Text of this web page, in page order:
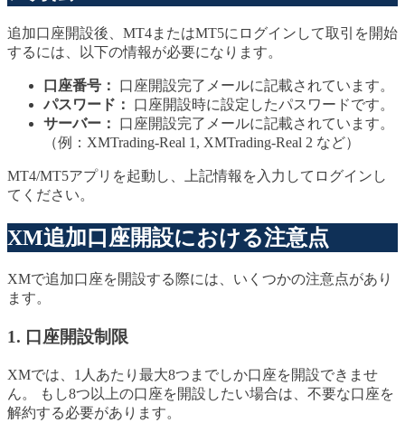
追加口座開設後、MT4またはMT5にログインして取引を開始
するには、以下の情報が必要になります。
口座番号：
口座開設完了メールに記載されています。
パスワード：
口座開設時に設定したパスワードです。
サーバー：
口座開設完了メールに記載されています。
（例：XMTrading-Real 1, XMTrading-Real 2 など）
MT4/MT5アプリを起動し、上記情報を入力してログインし
てください。
XM追加口座開設における注意点
XMで追加口座を開設する際には、いくつかの注意点があり
ます。
1. 口座開設制限
XMでは、1人あたり最大8つまでしか口座を開設できませ
ん。 もし8つ以上の口座を開設したい場合は、不要な口座を
解約する必要があります。